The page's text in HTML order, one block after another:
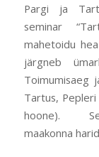
Pargi ja
seminar
mahetoidu
järgneb
Toimumisaeg
Tartus,
hoone).
maakonna